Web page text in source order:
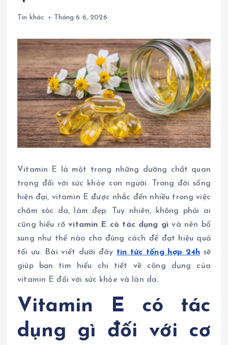
Tin khác Tháng 6 6, 2026
Vitamin E là một trong những dưỡng chất quan
trọng đối với sức khỏe con người. Trong đời sống
hiện đại, vitamin E được nhắc đến nhiều trong việc
chăm sóc da, làm đẹp. Tuy nhiên, không phải ai
cũng hiểu rõvitamin E có tác dụng gìvà nên bổ
sung như thế nào cho đúng cách để đạt hiệu quả
tối ưu. Bài viết dưới đây tin tức tổng hợp 24hsẽ
giúp bạn tìm hiểu chi tiết về công dụng của
vitamin E đối với sức khỏe và làn da.
Vitamin E có tác
dụng gì đối với cơ